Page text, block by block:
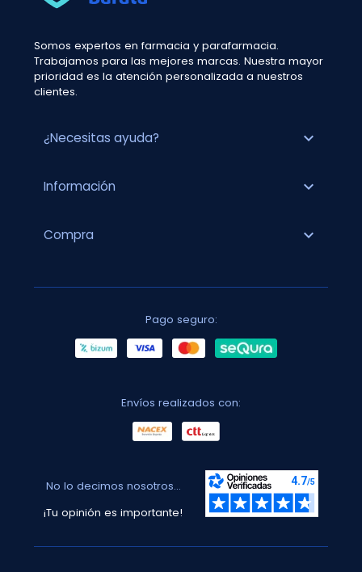
Somos expertos en farmacia y parafarmacia.
Trabajamos para las mejores marcas. Nuestra mayor
prioridad es la atención personalizada a nuestros
clientes.
¿Necesitas ayuda? expand_more
Información expand_more
Compra expand_more
Pago seguro:
Envíos realizados con:
No lo decimos nosotros...
¡Tu opinión es importante!